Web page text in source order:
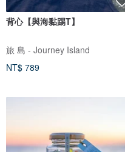
背心【與海黏踢T】
旅 島 - Journey Island
NT$ 789